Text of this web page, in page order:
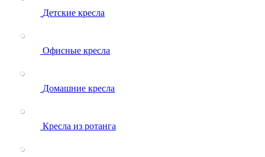
Детские кресла
Офисные кресла
Домашние кресла
Кресла из ротанга